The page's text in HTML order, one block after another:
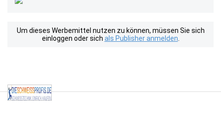
Um dieses Werbemittel nutzen zu können, müssen Sie sich
einloggen oder sich als Publisher anmelden